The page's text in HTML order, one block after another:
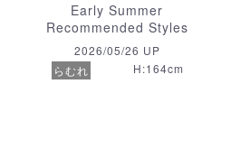
Early Summer
Recommended Styles
2026/05/26 UP
らむれ
H:164cm